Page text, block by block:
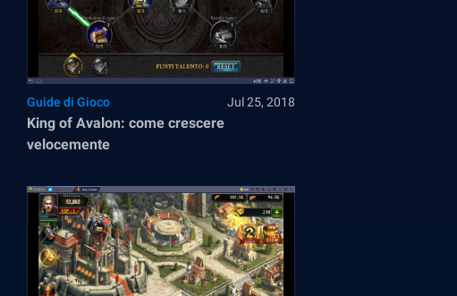
Guide di Gioco Jul 25, 2018
King of Avalon: come crescere
velocemente